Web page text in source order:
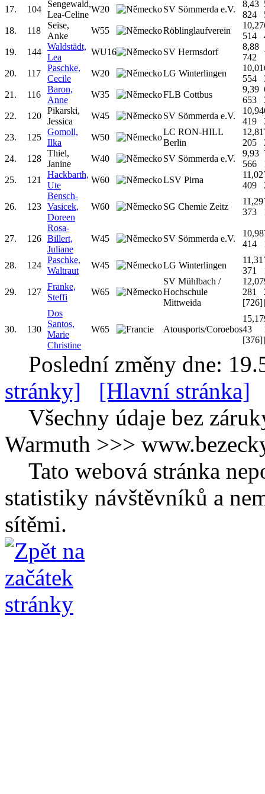
17. 104
Sengewald,
Lea-Celine
W20 SV Sömmerda e.V.
8,43
824
18.
118
Seise,
Anke
W55 Röblinglaufverein
10,27
514
19.
144
Waldstädt,
Lea
WU16 SV Hermsdorf
8,88
742
20. 117
Paschke,
Cecile
W20 LG Winterlingen
10,01
554
21.
116
Baron,
Anne
W35 FLB Cottbus
9,39
653
22.
120
Pikarski,
Jessica
W45 SV Sömmerda e.V.
10,94
419
23.
125
Gomoll,
Ilka
W50
LC RON-HILL
Berlin
12,81
205
24.
128
Thiel,
Janine
W40 SV Sömmerda e.V.
9,93
566
25.
121
Hackbarth,
Ute
W60 LSV Pirna
11,02
409
26. 123
Bensch-
Vasicek,
Doreen
W60 SG Chemie Zeitz
11,29
373
27. 126
Rosa-
Billert,
Juliane
W45 SV Sömmerda e.V.
10,98
414
28. 124
Paschke,
Waltraut
W45 LG Winterlingen
11,31
371
29. 127
Franke,
Steffi
W65
SV Mühlbach /
Hochschule
Mittweida
12,07
281
[726]
30. 130
Dos
Santos,
Marie
Christine
W65 Atousports/Coroebos
15,17
43
[376]
Poslední změny dne:
stránky]
[Hlavní stránka]
Všechny údaje bez
Warmuth >>>
Tato webová stránka
statistiky návštěvníků a
sítěmi.